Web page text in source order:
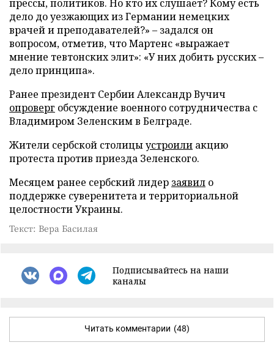
прессы, политиков. Но кто их слушает? Кому есть
дело до уезжающих из Германии немецких
врачей и преподавателей?» – задался он
вопросом, отметив, что Мартенс «выражает
мнение тевтонских элит»: «У них добить русских –
дело принципа».
Ранее президент Сербии Александр Вучич
опроверг обсуждение военного сотрудничества с
Владимиром Зеленским в Белграде.
Жители сербской столицыустроили акцию
протеста против приезда Зеленского.
Месяцем ранее сербский лидер заявил о
поддержке суверенитета и территориальной
целостности Украины.
Текст: Вера Басилая
Подписывайтесь на наши
каналы
Читать комментарии (48)